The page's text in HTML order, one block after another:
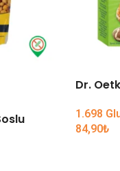
Dr.
1.698
84,90₺